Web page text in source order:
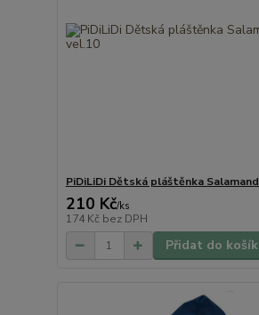
PiDiLiDi Dětská pláštěnka
210 Kč/ks
174 Kč bez DPH
Přidat do